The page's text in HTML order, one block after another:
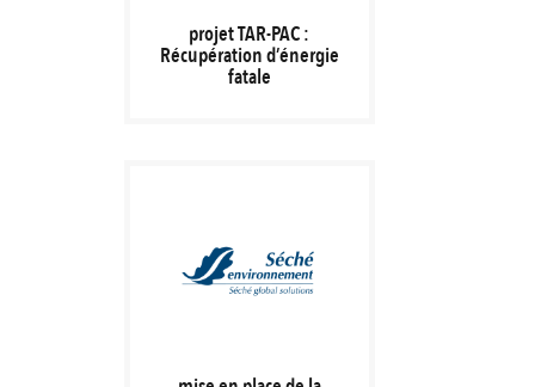
projet TAR-PAC :
Récupération d’énergie
fatale